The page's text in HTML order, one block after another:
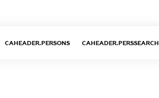
CAHEADER.PERSONS CAHEADER.PERSSEARCH